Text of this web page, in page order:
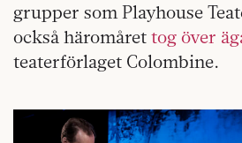
grupper som Playhouse
också häromåret tog över
teaterförlaget Colombine.